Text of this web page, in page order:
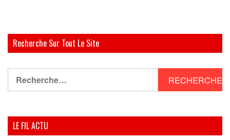
Recherche Sur Tout Le Site
LE FIL ACTU